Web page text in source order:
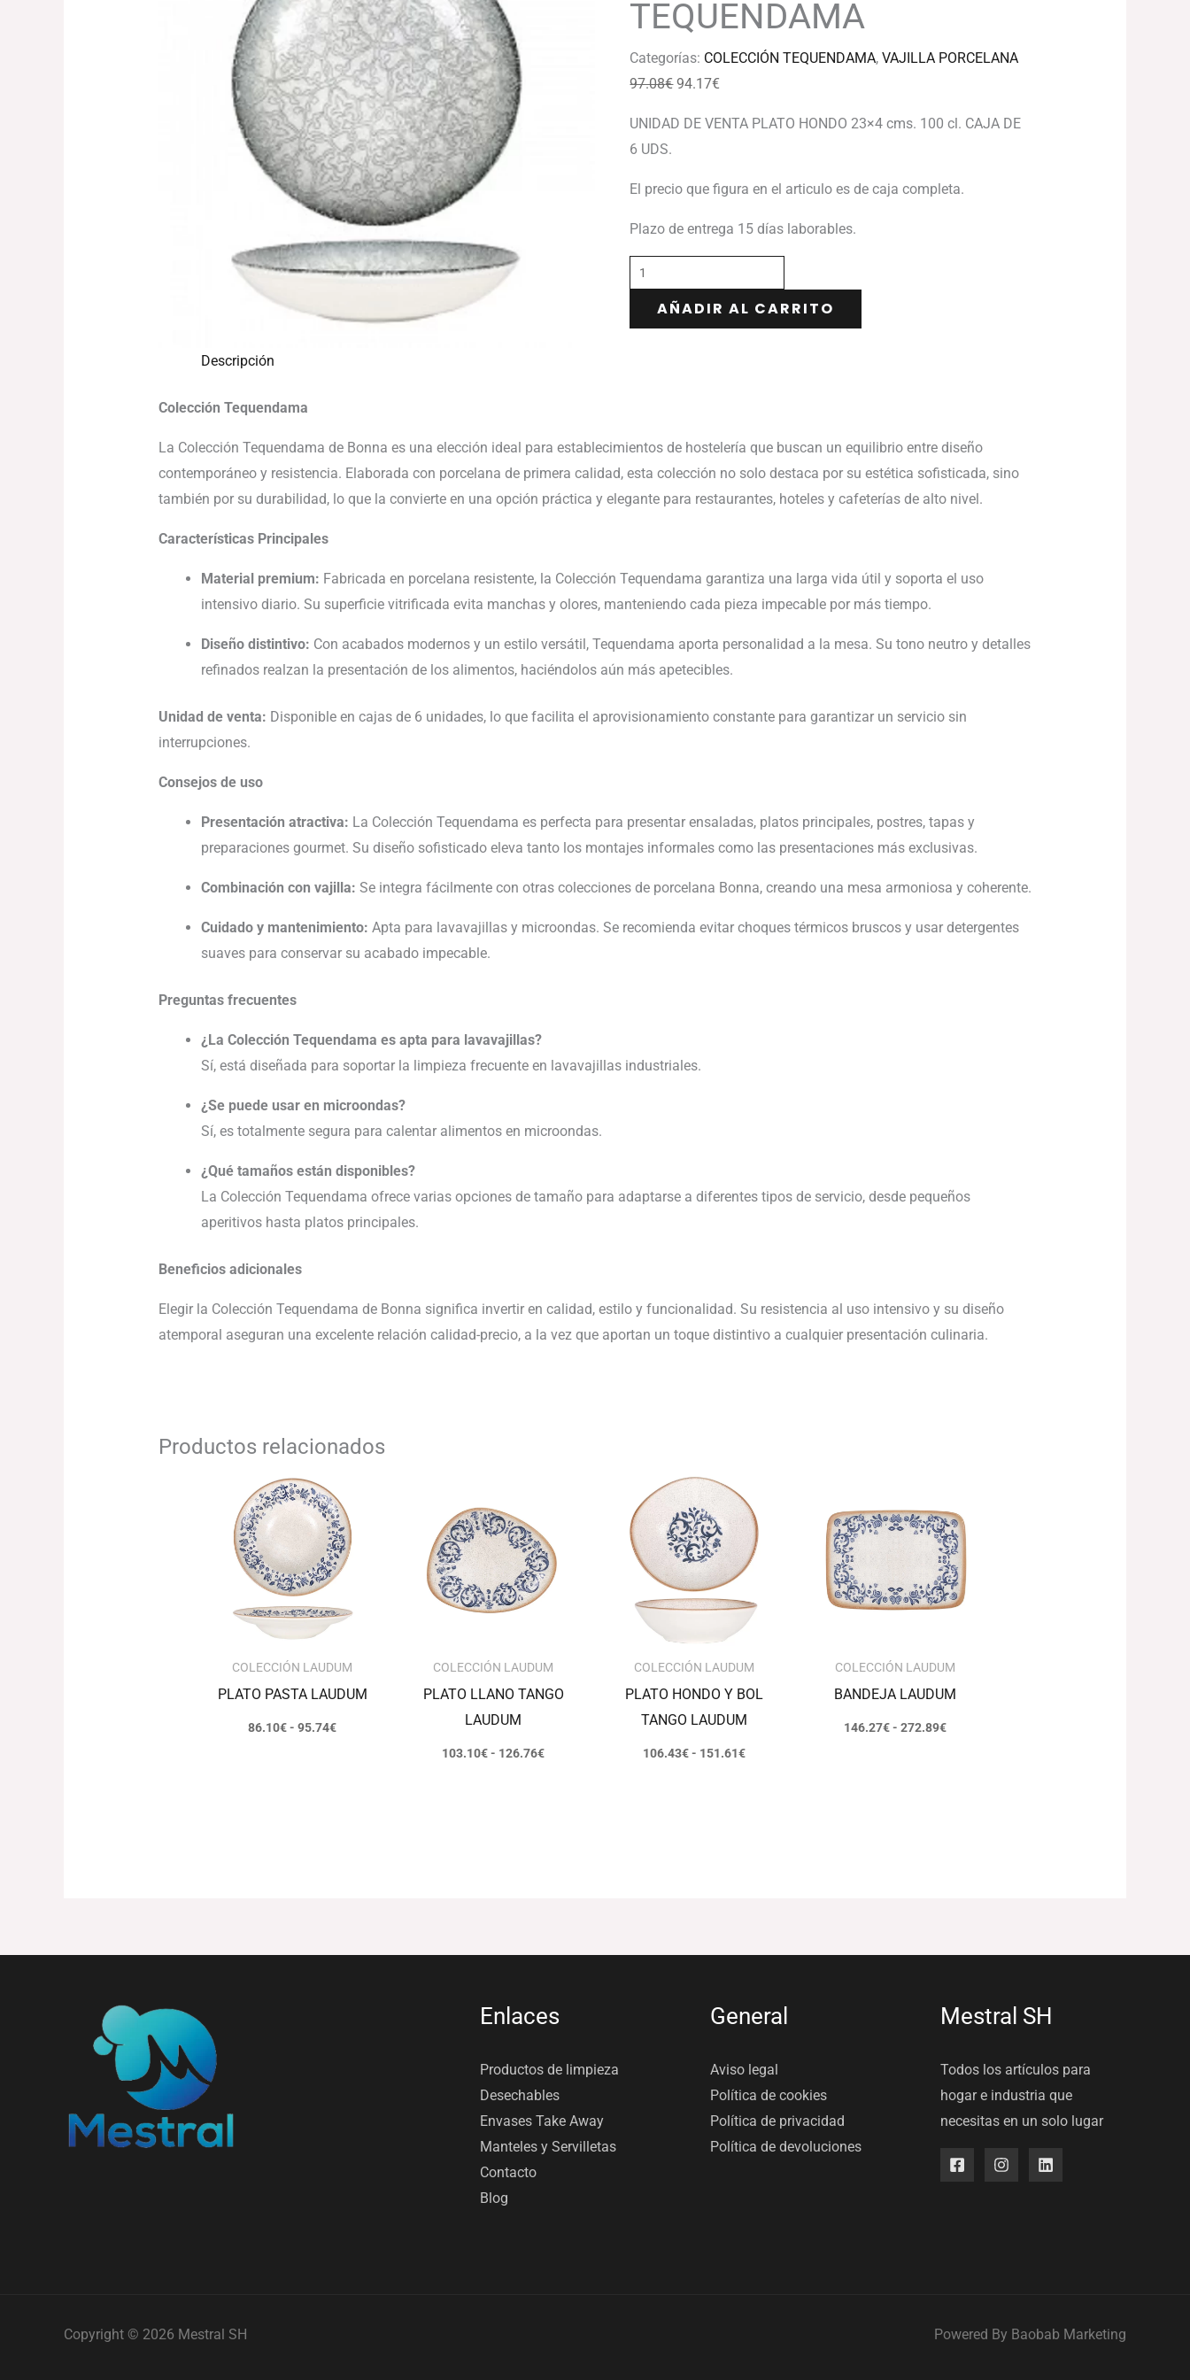
TEQUENDAMA
Categorías: COLECCIÓN TEQUENDAMA,VAJILLA PORCELANA
97.08€ 94.17€
UNIDAD DE VENTA PLATO HONDO 23×4 cms. 100 cl. CAJA DE
6 UDS.
El precio que figura en el articulo es de caja completa.
Plazo de entrega 15 días laborables.
AÑADIR AL CARRITO
Descripción
Colección Tequendama
La Colección Tequendama de Bonna es una elección ideal para establecimientos de hostelería que buscan un equilibrio entre diseño
contemporáneo y resistencia. Elaborada con porcelana de primera calidad, esta colección no solo destaca por su estética sofisticada, sino
también por su durabilidad, lo que la convierte en una opción práctica y elegante para restaurantes, hoteles y cafeterías de alto nivel.
Características Principales
Material premium: Fabricada en porcelana resistente, la Colección Tequendama garantiza una larga vida útil y soporta el uso
intensivo diario. Su superficie vitrificada evita manchas y olores, manteniendo cada pieza impecable por más tiempo.
Diseño distintivo: Con acabados modernos y un estilo versátil, Tequendama aporta personalidad a la mesa. Su tono neutro y detalles
refinados realzan la presentación de los alimentos, haciéndolos aún más apetecibles.
Unidad de venta: Disponible en cajas de 6 unidades, lo que facilita el aprovisionamiento constante para garantizar un servicio sin
interrupciones.
Consejos de uso
Presentación atractiva: La Colección Tequendama es perfecta para presentar ensaladas, platos principales, postres, tapas y
preparaciones gourmet. Su diseño sofisticado eleva tanto los montajes informales como las presentaciones más exclusivas.
Combinación con vajilla: Se integra fácilmente con otras colecciones de porcelana Bonna, creando una mesa armoniosa y coherente.
Cuidado y mantenimiento: Apta para lavavajillas y microondas. Se recomienda evitar choques térmicos bruscos y usar detergentes
suaves para conservar su acabado impecable.
Preguntas frecuentes
¿La Colección Tequendama es apta para lavavajillas?
Sí, está diseñada para soportar la limpieza frecuente en lavavajillas industriales.
¿Se puede usar en microondas?
Sí, es totalmente segura para calentar alimentos en microondas.
¿Qué tamaños están disponibles?
La Colección Tequendama ofrece varias opciones de tamaño para adaptarse a diferentes tipos de servicio, desde pequeños
aperitivos hasta platos principales.
Beneficios adicionales
Elegir la Colección Tequendama de Bonna significa invertir en calidad, estilo y funcionalidad. Su resistencia al uso intensivo y su diseño
atemporal aseguran una excelente relación calidad-precio, a la vez que aportan un toque distintivo a cualquier presentación culinaria.
Productos relacionados
COLECCIÓN LAUDUM
PLATO PASTA LAUDUM
86.10€- 95.74€
precios:
desde
86.10€
hasta
95.74€
COLECCIÓN LAUDUM
PLATO LLANO TANGO
LAUDUM
103.10€- 126.76€
103.10€
hasta
126.76€
COLECCIÓN LAUDUM
PLATO HONDO Y BOL
TANGO LAUDUM
106.43€- 151.61€
precios:
desde
106.43€
hasta
151.61€
COLECCIÓN LAUDUM
BANDEJA LAUDUM
146.27€- 272.89€
desde
146.27€
hasta
272.89€
Enlaces
Productos de limpieza
Desechables
Envases Take Away
Manteles y Servilletas
Contacto
Blog
General
Aviso legal
Política de cookies
Política de privacidad
Política de devoluciones
Mestral SH
Todos los artículos para
hogar e industria que
necesitas en un solo lugar
Copyright © 2026 Mestral SH Powered By Baobab Marketing